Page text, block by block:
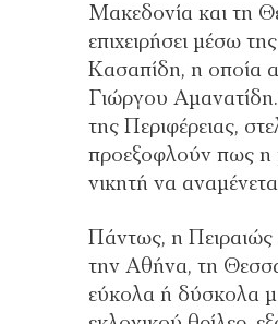
Μακεδονία και τη
επιχειρήσει μέσω
Κασαπίδη, η οποία
Γιώργου
της Περιφέρειας,
προεξοφλούν πως η
νικητή να
Πάντως, η Πειραιώς
την Αθήνα, τη
εύκολα ή δύσκολα